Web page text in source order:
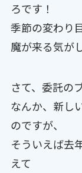
ろです！
季節の変わり
魔が来る気が
さて、委託の
なんか、新し
のですが、
そういえば去
えて